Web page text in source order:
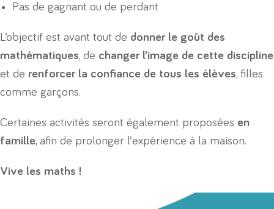
Pas de gagnant ou de perdant
L’objectif est avant tout de donner le goût des
mathématiques, de changer l’image de cette discipline
et de renforcer la confiance de tous les élèves, filles
comme garçons.
Certaines activités seront également proposées en
famille, afin de prolonger l’expérience à la maison.
Vive les maths !